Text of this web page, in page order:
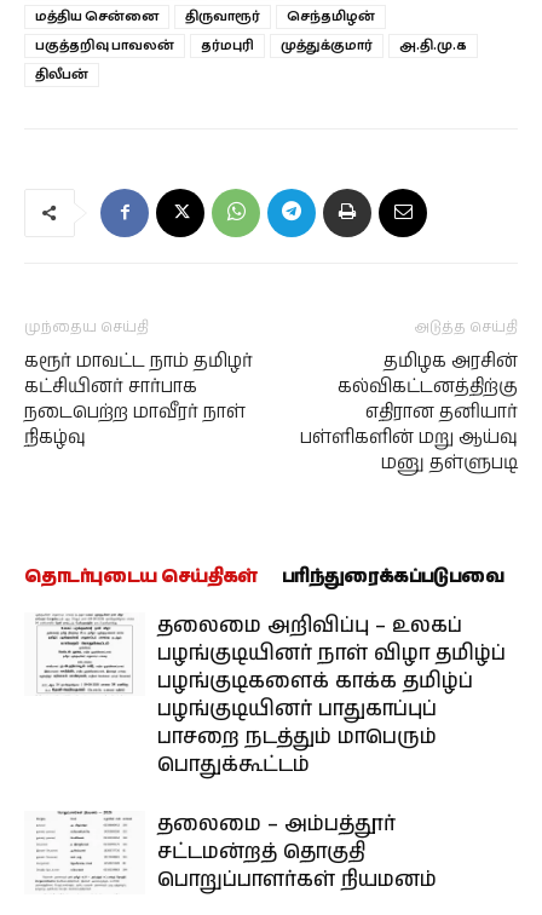
மத்திய சென்னை
திருவாரூர்
செந்தமிழன்
பகுத்தறிவு பாவலன்
தர்மபுரி முத்துக்குமார்
அ.தி.மு.க
திலீபன்
முந்தைய செய்தி
கரூர் மாவட்ட நாம் தமிழர்
கட்சியினர் சார்பாக
நடைபெற்ற மாவீரர் நாள்
நிகழ்வு
அடுத்த செய்தி
தமிழக அரசின்
கல்விகட்டனத்திற்கு
எதிரான தனியார்
பள்ளிகளின் மறு ஆய்வு
மனு தள்ளுபடி
தொடர்புடைய செய்திகள் பரிந்துரைக்கப்படுபவை
தலைமை அறிவிப்பு – உலகப்
பழங்குடியினர் நாள் விழா தமிழ்ப்
பழங்குடிகளைக் காக்க தமிழ்ப்
பழங்குடியினர் பாதுகாப்புப்
பாசறை நடத்தும் மாபெரும்
பொதுக்கூட்டம்
தலைமை – அம்பத்தூர்
சட்டமன்றத் தொகுதி
பொறுப்பாளர்கள் நியமனம்